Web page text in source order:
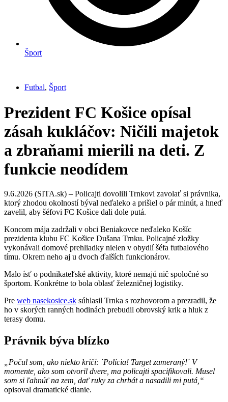
Šport
Futbal, Šport
Prezident FC Košice opísal
zásah kukláčov: Ničili majetok
a zbraňami mierili na deti. Z
funkcie neodídem
9.6.2026 (SITA.sk) – Policajti dovolili Trnkovi zavolať si právnika,
ktorý zhodou okolností býval neďaleko a prišiel o pár minút, a hneď
zavelil, aby šéfovi FC Košice dali dole putá.
Koncom mája zadržali v obci Beniakovce neďaleko Košíc
prezidenta klubu FC Košice Dušana Trnku. Policajné zložky
vykonávali domové prehliadky nielen v obydlí šéfa futbalového
tímu. Okrem neho aj u dvoch ďalších funkcionárov.
Malo ísť o podnikateľské aktivity, ktoré nemajú nič spoločné so
športom. Konkrétne to bola oblasť železničnej logistiky.
Pre web nasekosice.sk súhlasil Trnka s rozhovorom a prezradil, že
ho v skorých ranných hodinách prebudil obrovský krik a hluk z
terasy domu.
Právnik býva blízko
„Počul som, ako niekto kričí: ´Polícia! Target zameraný!´ V
momente, ako som otvoril dvere, ma policajti spacifikovali. Musel
som si ľahnúť na zem, dať ruky za chrbát a nasadili mi putá,“
opisoval dramatické dianie.